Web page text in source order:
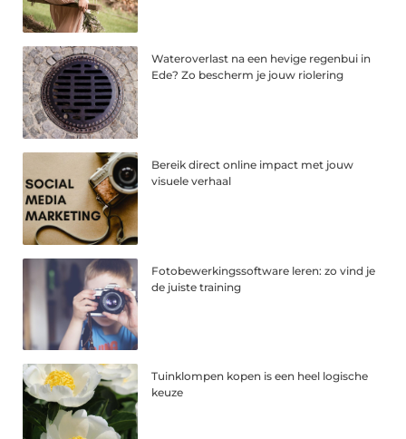
Wateroverlast na een hevige regenbui in
Ede? Zo bescherm je jouw riolering
Bereik direct online impact met jouw
visuele verhaal
Fotobewerkingssoftware leren: zo vind je
de juiste training
Tuinklompen kopen is een heel logische
keuze